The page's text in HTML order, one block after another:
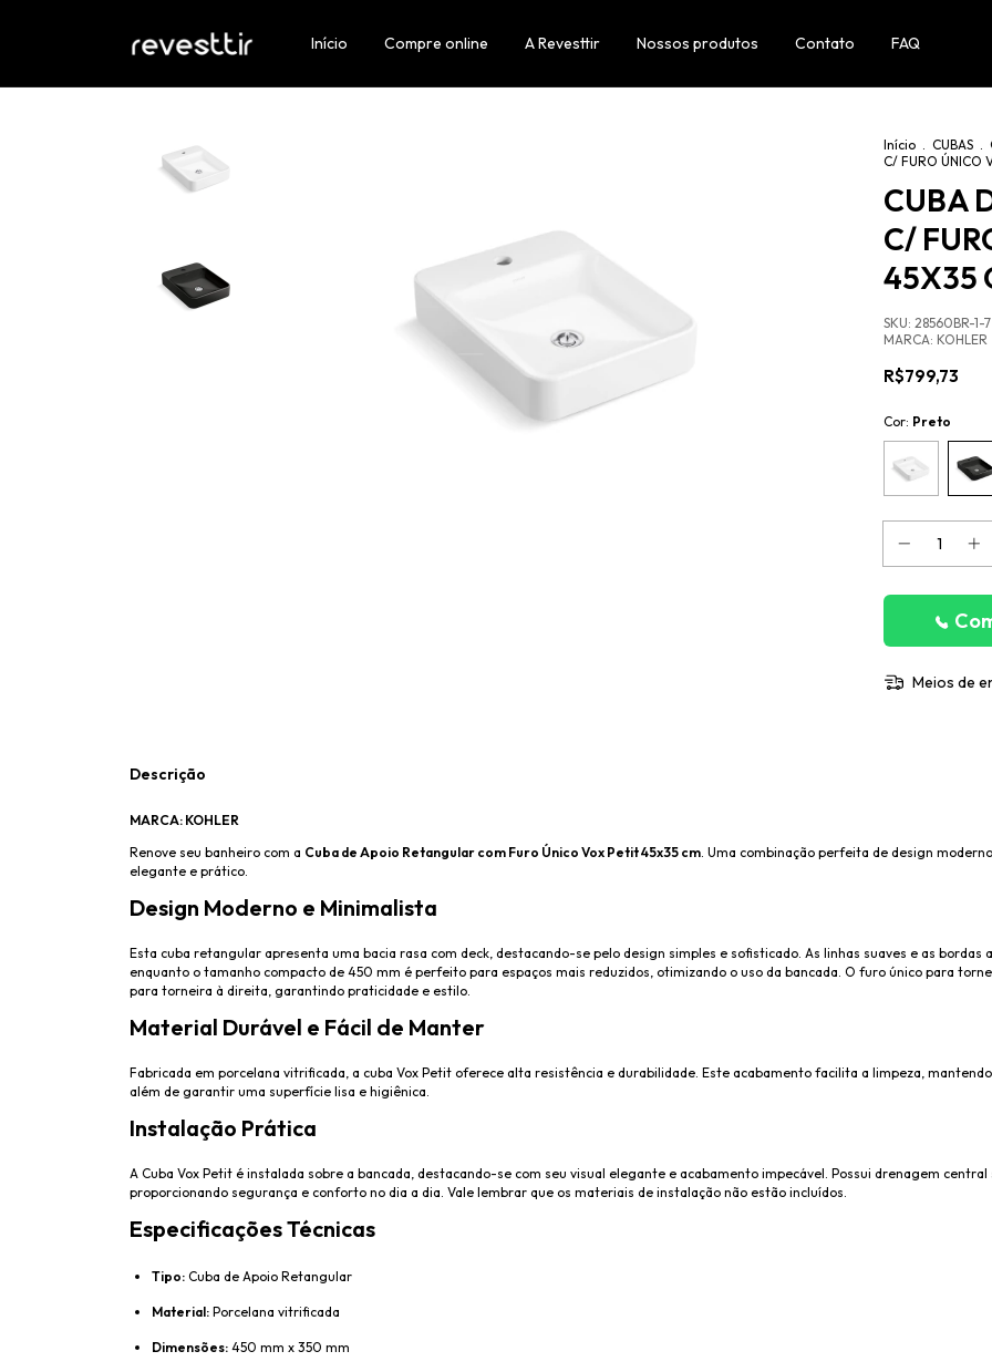
Início Compre online A Revesttir Nossos produtos Contato FAQ
Início . CUBAS .
C/ FURO ÚNICO
CUBA
C/
45X35
SKU: 28560BR-1-7
MARCA: KOHLER
R$799,73
Cor: Preto
Meios de
Descrição
MARCA: KOHLER
Renove seu banheiro com a Cuba de Apoio Retangular com Furo Único Vox Petit 45x35 cm . Uma combinação perfeita de design
elegante e prático.
Design Moderno e Minimalista
Esta cuba retangular apresenta uma bacia rasa com deck, destacando-se pelo design simples e sofisticado. As linhas suaves e as bordas
enquanto o tamanho compacto de 450 mm é perfeito para espaços mais reduzidos, otimizando o uso da bancada. O furo único para
para torneira à direita, garantindo praticidade e estilo.
Material Durável e Fácil de Manter
Fabricada em porcelana vitrificada, a cuba Vox Petit oferece alta resistência e durabilidade. Este acabamento facilita a limpeza,
além de garantir uma superfície lisa e higiênica.
Instalação Prática
A Cuba Vox Petit é instalada sobre a bancada, destacando-se com seu visual elegante e acabamento impecável. Possui drenagem
proporcionando segurança e conforto no dia a dia. Vale lembrar que os materiais de instalação não estão incluídos.
Especificações Técnicas
Tipo: Cuba de Apoio Retangular
Material: Porcelana vitrificada
Dimensões: 450 mm x 350 mm